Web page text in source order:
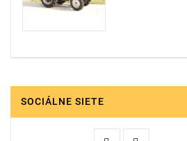
SOCIÁLNE SIETE